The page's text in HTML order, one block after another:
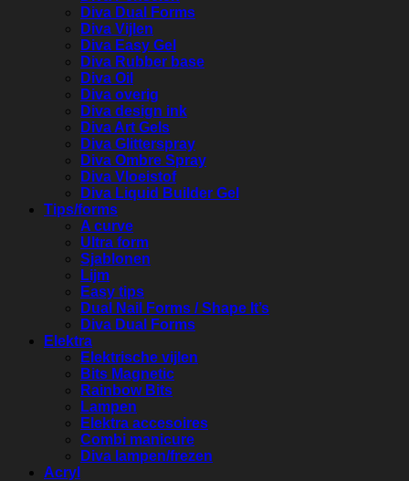
Diva Dual Forms
Diva Vijlen
Diva Easy Gel
Diva Rubber base
Diva Oil
Diva overig
Diva design ink
Diva Art Gels
Diva Glitterspray
Diva Ombre Spray
Diva Vloeistof
Diva Liquid Builder Gel
Tips/forms
A curve
Ultra form
Sjablonen
Lijm
Easy tips
Dual Nail Forms / Shape It’s
Diva Dual Forms
Elektra
Elektrische vijlen
Bits Magnetic
Rainbow Bits
Lampen
Elektra accesoires
Combi manicure
Diva lampen/frezen
Acryl